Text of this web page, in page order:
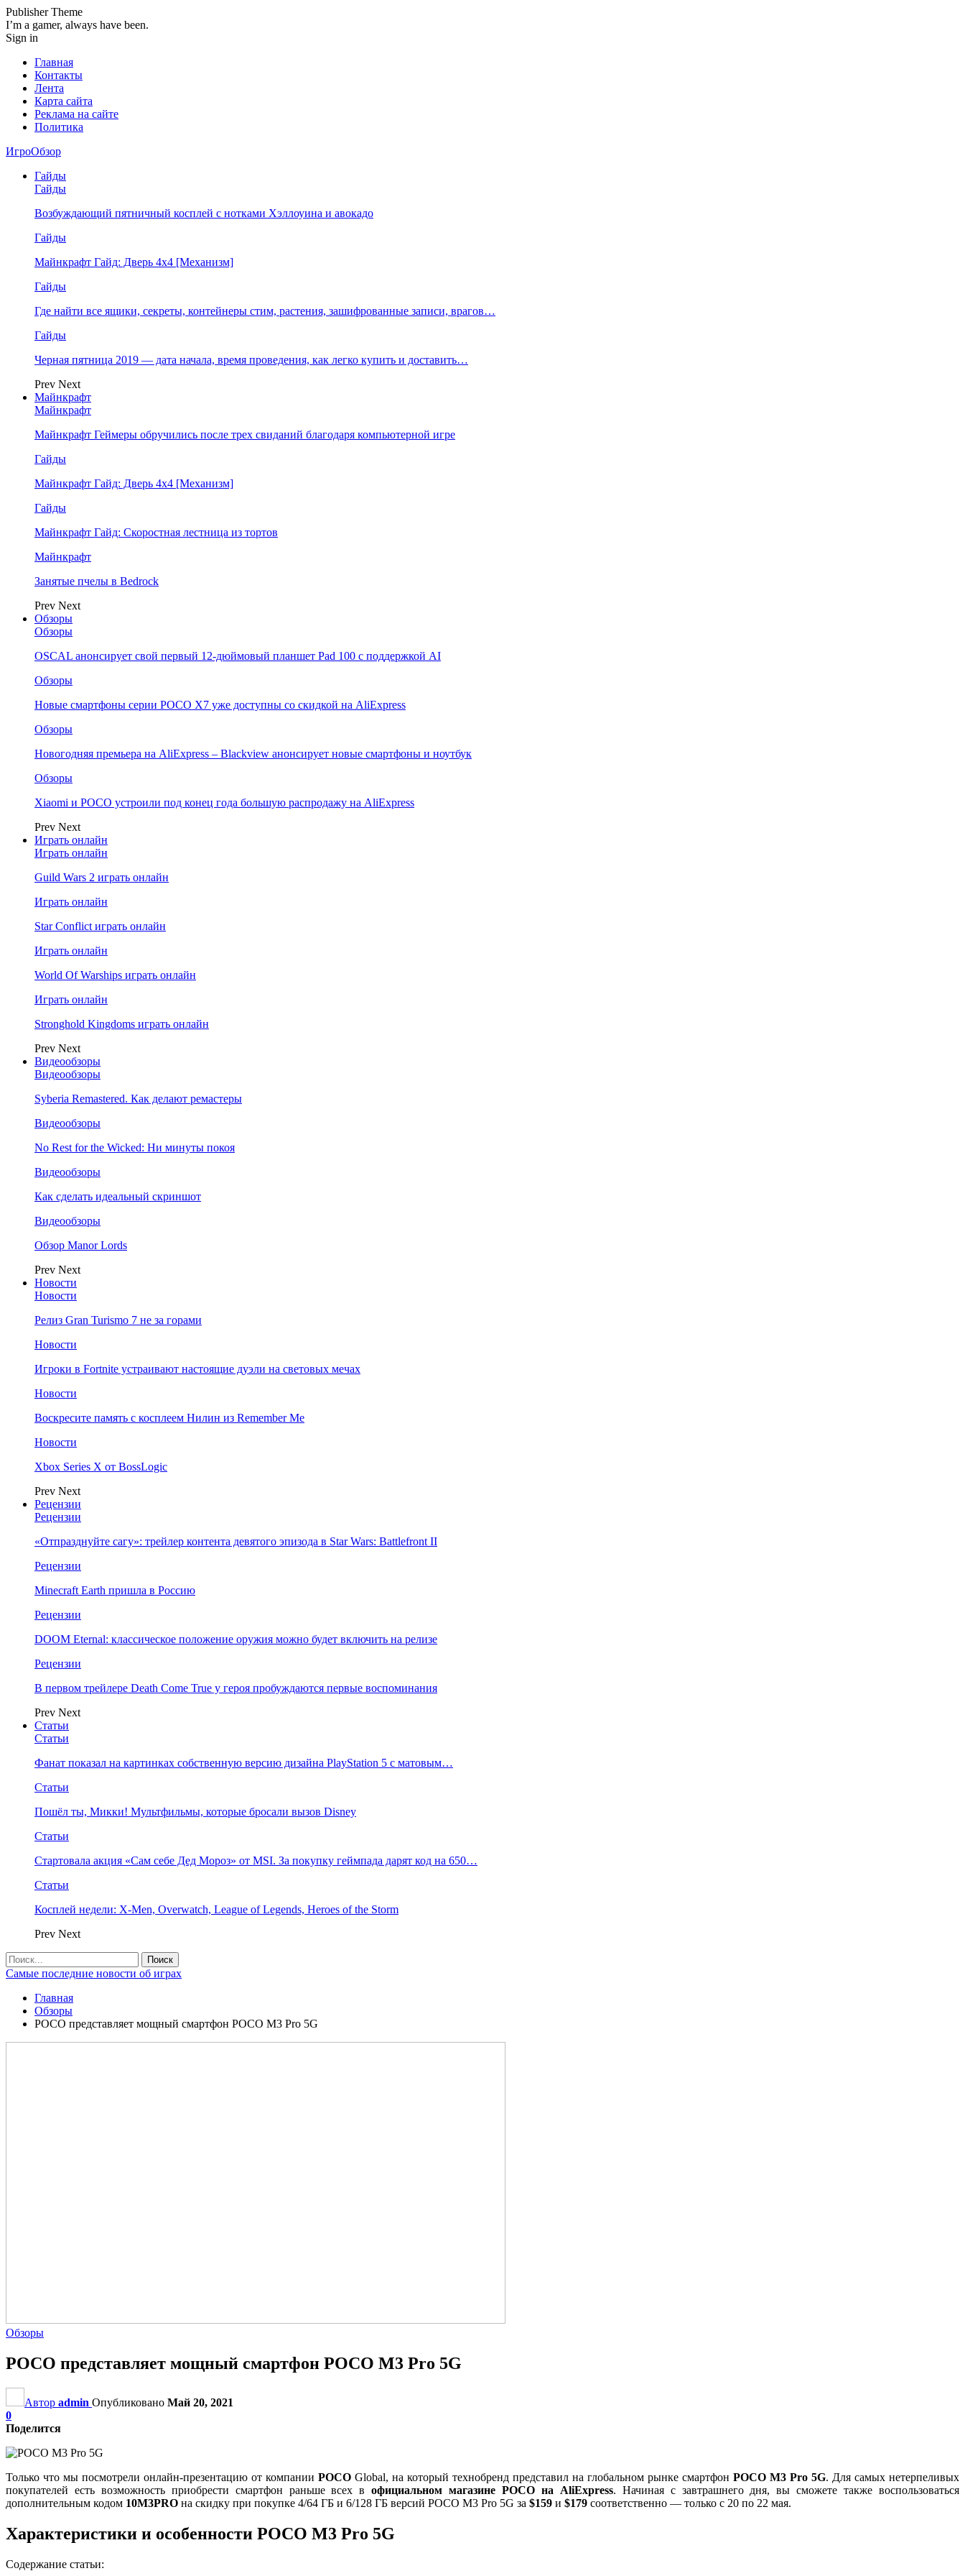
Publisher Theme
I’m a gamer, always have been.
Sign in
Главная
Контакты
Лента
Карта сайта
Реклама на сайте
Политика
ИгроОбзор
Гайды
Гайды
Возбуждающий пятничный косплей с нотками Хэллоуина и авокадо
Гайды
Майнкрафт Гайд: Дверь 4х4 [Механизм]
Гайды
Где найти все ящики, секреты, контейнеры стим, растения, зашифрованные записи, врагов…
Гайды
Черная пятница 2019 — дата начала, время проведения, как легко купить и доставить…
Prev Next
Майнкрафт
Майнкрафт
Майнкрафт Геймеры обручились после трех свиданий благодаря компьютерной игре
Гайды
Майнкрафт Гайд: Дверь 4х4 [Механизм]
Гайды
Майнкрафт Гайд: Скоростная лестница из тортов
Майнкрафт
Занятые пчелы в Bedrock
Prev Next
Обзоры
Обзоры
OSCAL анонсирует свой первый 12-дюймовый планшет Pad 100 с поддержкой AI
Обзоры
Новые смартфоны серии POCO X7 уже доступны со скидкой на AliExpress
Обзоры
Новогодняя премьера на AliExpress – Blackview анонсирует новые смартфоны и ноутбук
Обзоры
Xiaomi и POCO устроили под конец года большую распродажу на AliExpress
Prev Next
Играть онлайн
Играть онлайн
Guild Wars 2 играть онлайн
Играть онлайн
Star Conflict играть онлайн
Играть онлайн
World Of Warships играть онлайн
Играть онлайн
Stronghold Kingdoms играть онлайн
Prev Next
Видеообзоры
Видеообзоры
Syberia Remastered. Как делают ремастеры
Видеообзоры
No Rest for the Wicked: Ни минуты покоя
Видеообзоры
Как сделать идеальный скриншот
Видеообзоры
Обзор Manor Lords
Prev Next
Новости
Новости
Релиз Gran Turismo 7 не за горами
Новости
Игроки в Fortnite устраивают настоящие дуэли на световых мечах
Новости
Воскресите память с косплеем Нилин из Remember Me
Новости
Xbox Series X от BossLogic
Prev Next
Рецензии
Рецензии
«Отпразднуйте сагу»: трейлер контента девятого эпизода в Star Wars: Battlefront II
Рецензии
Minecraft Earth пришла в Россию
Рецензии
DOOM Eternal: классическое положение оружия можно будет включить на релизе
Рецензии
В первом трейлере Death Come True у героя пробуждаются первые воспоминания
Prev Next
Статьи
Статьи
Фанат показал на картинках собственную версию дизайна PlayStation 5 с матовым…
Статьи
Пошёл ты, Микки! Мультфильмы, которые бросали вызов Disney
Статьи
Стартовала акция «Сам себе Дед Мороз» от MSI. За покупку геймпада дарят код на 650…
Статьи
Косплей недели: X-Men, Overwatch, League of Legends, Heroes of the Storm
Prev Next
Самые последние новости об играх
Главная
Обзоры
POCO представляет мощный смартфон POCO M3 Pro 5G
Обзоры
POCO представляет мощный смартфон POCO M3 Pro 5G
Автор admin Опубликовано Май 20, 2021
0
Поделится
Только что мы посмотрели онлайн-презентацию от компании POCO Global, на который технобренд представил на глобальном рынке смартфон POCO M3 Pro 5G. Для самых нетерпеливых
покупателей есть возможность приобрести смартфон раньше всех вофициальном магазине POCO на AliExpress. Начиная с завтрашнего дня, вы сможете также воспользоваться
дополнительным кодом 10M3PRO на скидку при покупке 4/64 ГБ и 6/128 ГБ версий POCO M3 Pro 5G за $159 и $179 соответственно — только с 20 по 22 мая.
Характеристики и особенности POCO M3 Pro 5G
Содержание статьи: